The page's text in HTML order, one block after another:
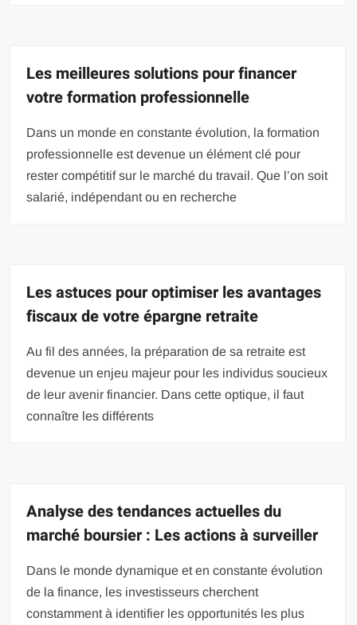
Les meilleures solutions pour financer
votre formation professionnelle
Dans un monde en constante évolution, la formation
professionnelle est devenue un élément clé pour
rester compétitif sur le marché du travail. Que l’on soit
salarié, indépendant ou en recherche
Les astuces pour optimiser les avantages
fiscaux de votre épargne retraite
Au fil des années, la préparation de sa retraite est
devenue un enjeu majeur pour les individus soucieux
de leur avenir financier. Dans cette optique, il faut
connaître les différents
Analyse des tendances actuelles du
marché boursier : Les actions à surveiller
Dans le monde dynamique et en constante évolution
de la finance, les investisseurs cherchent
constamment à identifier les opportunités les plus